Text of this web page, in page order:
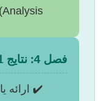
Analysis)
فصل 4: نتایج 📊
✔️ ارائه